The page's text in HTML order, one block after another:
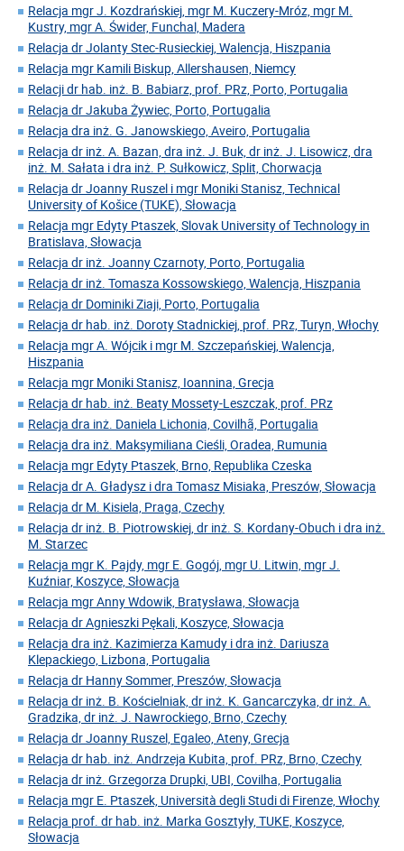
Relacja mgr J. Kozdrańskiej, mgr M. Kuczery-Mróz, mgr M.
Kustry, mgr A. Świder, Funchal, Madera
Relacja dr Jolanty Stec-Rusieckiej, Walencja, Hiszpania
Relacja mgr Kamili Biskup, Allershausen, Niemcy
Relacji dr hab. inż. B. Babiarz, prof. PRz, Porto, Portugalia
Relacja dr Jakuba Żywiec, Porto, Portugalia
Relacja dra inż. G. Janowskiego, Aveiro, Portugalia
Relacja dr inż. A. Bazan, dra inż. J. Buk, dr inż. J. Lisowicz, dra
inż. M. Sałata i dra inż. P. Sułkowicz, Split, Chorwacja
Relacja dr Joanny Ruszel i mgr Moniki Stanisz, Technical
University of Košice (TUKE), Słowacja
Relacja mgr Edyty Ptaszek, Slovak University of Technology in
Bratislava, Słowacja
Relacja dr inż. Joanny Czarnoty, Porto, Portugalia
Relacja dr inż. Tomasza Kossowskiego, Walencja, Hiszpania
Relacja dr Dominiki Ziaji, Porto, Portugalia
Relacja dr hab. inż. Doroty Stadnickiej, prof. PRz, Turyn, Włochy
Relacja mgr A. Wójcik i mgr M. Szczepańskiej, Walencja,
Hiszpania
Relacja mgr Moniki Stanisz, Ioannina, Grecja
Relacja dr hab. inż. Beaty Mossety-Leszczak, prof. PRz
Relacja dra inż. Daniela Lichonia, Covilhã, Portugalia
Relacja dra inż. Maksymiliana Cieśli, Oradea, Rumunia
Relacja mgr Edyty Ptaszek, Brno, Republika Czeska
Relacja dr A. Gładysz i dra Tomasz Misiaka, Preszów, Słowacja
Relacja dr M. Kisiela, Praga, Czechy
Relacja dr inż. B. Piotrowskiej, dr inż. S. Kordany-Obuch i dra inż.
M. Starzec
Relacja mgr K. Pajdy, mgr E. Gogój, mgr U. Litwin, mgr J.
Kuźniar, Koszyce, Słowacja
Relacja mgr Anny Wdowik, Bratysława, Słowacja
Relacja dr Agnieszki Pękali, Koszyce, Słowacja
Relacja dra inż. Kazimierza Kamudy i dra inż. Dariusza
Klepackiego, Lizbona, Portugalia
Relacja dr Hanny Sommer, Preszów, Słowacja
Relacja dr inż. B. Kościelniak, dr inż. K. Gancarczyka, dr inż. A.
Gradzika, dr inż. J. Nawrockiego, Brno, Czechy
Relacja dr Joanny Ruszel, Egaleo, Ateny, Grecja
Relacja dr hab. inż. Andrzeja Kubita, prof. PRz, Brno, Czechy
Relacja dr inż. Grzegorza Drupki, UBI, Covilha, Portugalia
Relacja mgr E. Ptaszek, Università degli Studi di Firenze, Włochy
Relacja prof. dr hab. inż. Marka Gosztyły, TUKE, Koszyce,
Słowacja